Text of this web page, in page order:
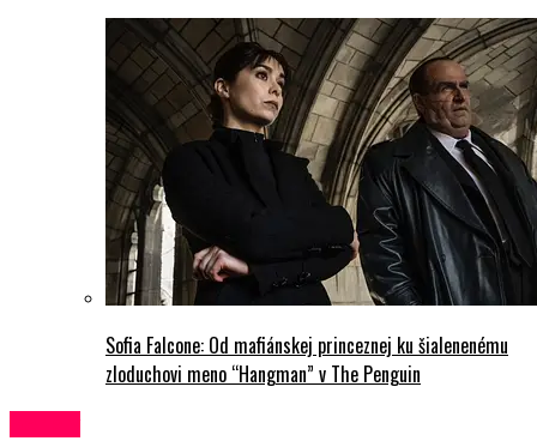
Sofia Falcone: Od mafiánskej princeznej ku šialenenému
zloduchovi meno “Hangman” v The Penguin